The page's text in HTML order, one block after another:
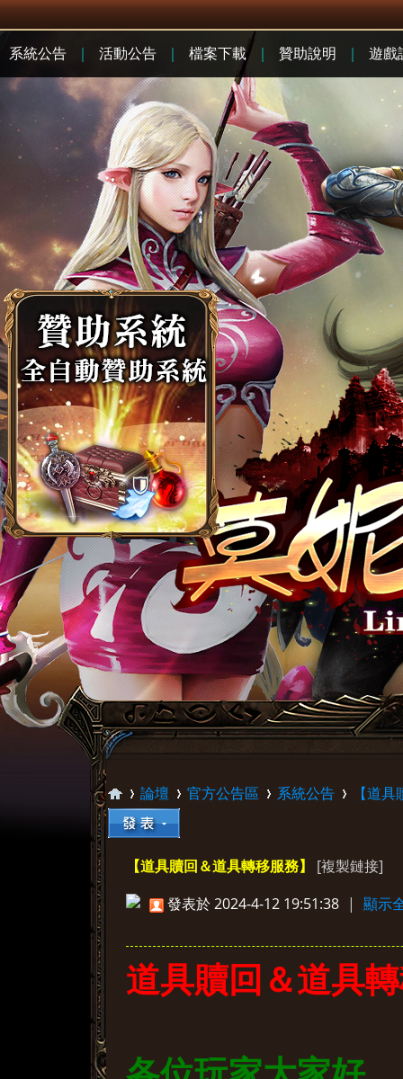
論壇
›
官方公告區
›
系統公告
›
【道
【道具贖回＆道具轉移服務】
[複製鏈接]
發表於 2024-4-12 19:51:38 | 顯示
道具贖回＆道具